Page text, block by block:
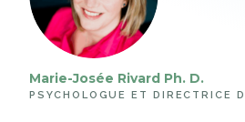
Marie-Josée Rivard Ph. D.
PSYCHOLOGUE ET DIRECTRICE